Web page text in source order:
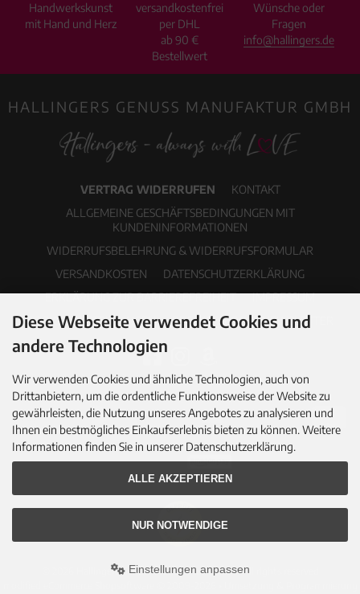
Handwerkskunst
mit Hand und Herz
versandkostenfrei
per DHL
ab 90 €
Bestellwert
Wünsche oder
Fragen
info@hallingers.de
HALLINGERS GENUSS MANUFAKTUR GMBH
VERTRAG WIDERRUFEN
KONTAKT
ALLGEMEINE GESCHÄFTSBEDINGUNGEN MIT
KUNDENINFORMATIONEN
WIDERRUFSBELEHRUNG & WIDERRUFSFORMULAR
VERSANDKOSTEN
DATENSCHUTZERKLÄRUNG
ERKLÄRUNG ZUR BARRIEREFREIHEIT
IMPRESSUM
COOKIE EINSTELLUNGEN
PDF-KATALOG NEWSLETTER
© 2026 Hallingers Genuss Manufaktur GmbH • All rights reserved
Diese Webseite verwendet Cookies und
andere Technologien
Wir verwenden Cookies und ähnliche Technologien, auch von
Drittanbietern, um die ordentliche Funktionsweise der Website zu
gewährleisten, die Nutzung unseres Angebotes zu analysieren und
Ihnen ein bestmögliches Einkaufserlebnis bieten zu können. Weitere
Informationen finden Sie in unserer Datenschutzerklärung.
ALLE AKZEPTIEREN
NUR NOTWENDIGE
Einstellungen anpassen